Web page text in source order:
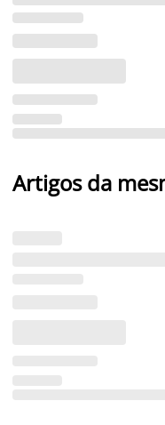
Artigos da